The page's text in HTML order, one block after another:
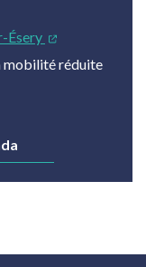
Ésery
mobilité réduite